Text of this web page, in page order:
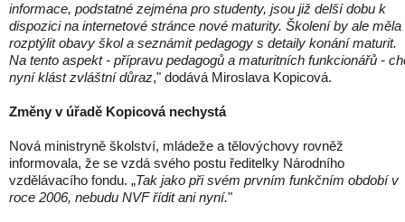
informace, podstatné zejména pro studenty, jsou již delší dobu k
dispozici na internetové stránce nové maturity. Školení by ale měla
rozptýlit obavy škol a seznámit pedagogy s detaily konání maturit.
Na tento aspekt - přípravu pedagogů a maturitních funkcionářů -
nyní klást zvláštní důraz," dodává Miroslava Kopicová.
Změny v úřadě Kopicová nechystá
Nová ministryně školství, mládeže a tělovýchovy rovněž
informovala, že se vzdá svého postu ředitelky Národního
vzdělávacího fondu. „Tak jako při svém prvním funkčním období v
roce 2006, nebudu NVF řídit ani nyní."